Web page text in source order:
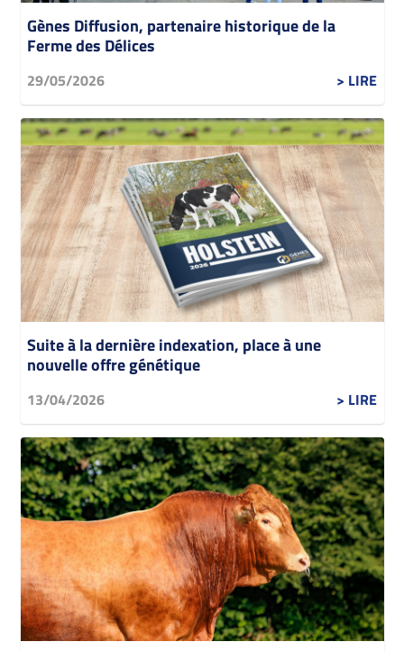
Gènes Diffusion, partenaire historique de la
Ferme des Délices
29/05/2026 > LIRE
Suite à la dernière indexation, place à une
nouvelle offre génétique
13/04/2026 > LIRE